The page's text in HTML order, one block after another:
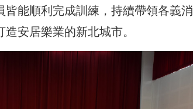
能順利完成訓練，持續帶領各義消
安居樂業的新北城市。